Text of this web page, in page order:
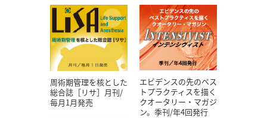
周術期管理を核とした
総合誌［リサ］月刊/
毎月1月発売
エビデンスの先のベス
トプラクティスを描く
クオータリー・マガジ
ン。季刊/年4回発行